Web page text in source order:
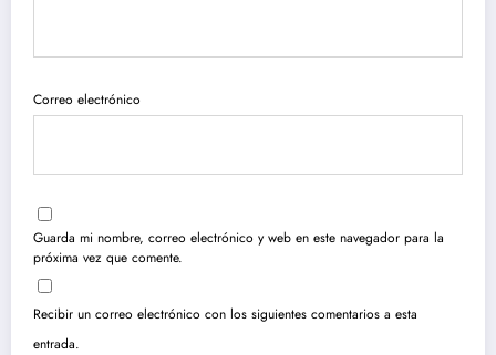
Correo electrónico
Guarda mi nombre, correo electrónico y web en este navegador para la
próxima vez que comente.
Recibir un correo electrónico con los siguientes comentarios a esta
entrada.